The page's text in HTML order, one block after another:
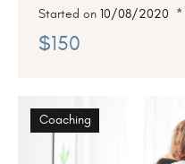
Started on 10/08/2020
$150
Coaching